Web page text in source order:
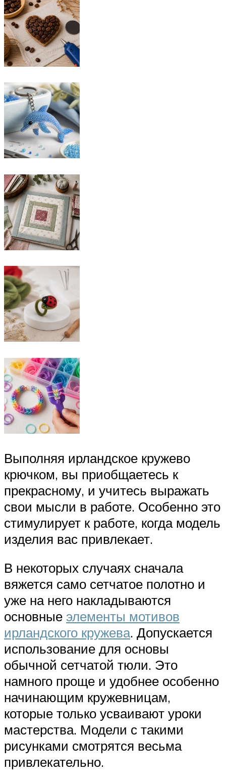
Выполняя ирландское кружево
крючком, вы приобщаетесь к
прекрасному, и учитесь выражать
свои мысли в работе. Особенно это
стимулирует к работе, когда модель
изделия вас привлекает.
В некоторых случаях сначала
вяжется само сетчатое полотно и
уже на него накладываются
основные элементы мотивов
ирландского кружева. Допускается
использование для основы
обычной сетчатой тюли. Это
намного проще и удобнее особенно
начинающим кружевницам,
которые только усваивают уроки
мастерства. Модели с такими
рисунками смотрятся весьма
привлекательно.